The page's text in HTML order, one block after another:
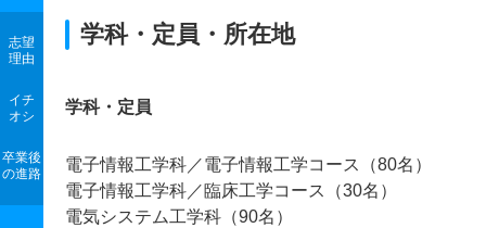
志望
理由
イチ
オシ
卒業後
の進路
学科・定員・所在地
学科・定員
電子情報工学科／電子情報工学コース（80名）
電子情報工学科／臨床工学コース（30名）
電気システム工学科（90名）